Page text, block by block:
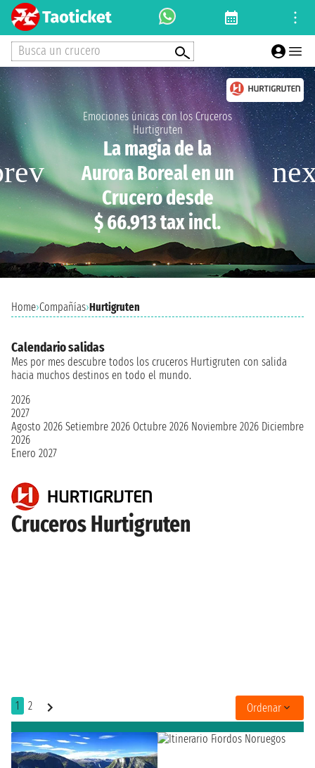
Busca un crucero
Emociones únicas con los Cruceros
Hurtigruten
La magia de la
Aurora Boreal en un
Crucero desde
$ 66.913 tax incl.
Home›Compañías›Hurtigruten
Cruceros Hurtigruten
1 2 Ordenar
Calendario salidas
Mes por mes descubre todos los cruceros Hurtigruten con salida
hacia muchos destinos en todo el mundo.
2026
2027
Agosto 2026 Setiembre 2026 Octubre 2026 Noviembre 2026 Diciembre
2026
Enero 2027